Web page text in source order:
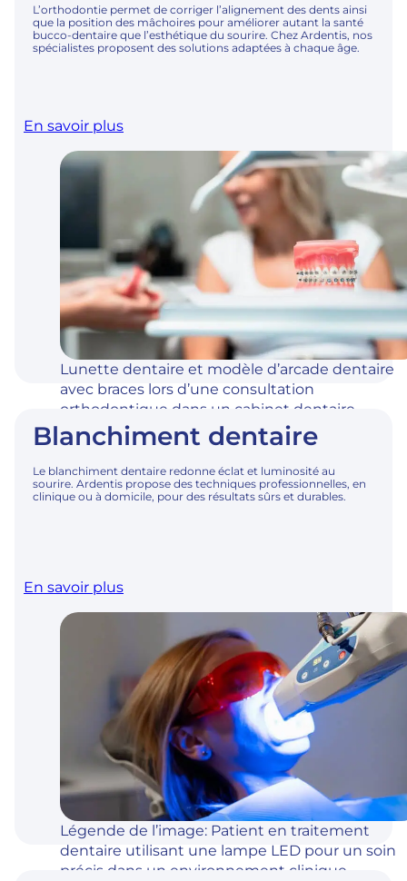
L’orthodontie permet de corriger l’alignement des dents ainsi
que la position des mâchoires pour améliorer autant la santé
bucco-dentaire que l’esthétique du sourire. Chez Ardentis, nos
spécialistes proposent des solutions adaptées à chaque âge.
En savoir plus
Lunette dentaire et modèle d’arcade dentaire
avec braces lors d’une consultation
orthodontique dans un cabinet dentaire
professionnel.
Blanchiment dentaire
Le blanchiment dentaire redonne éclat et luminosité au
sourire. Ardentis propose des techniques professionnelles, en
clinique ou à domicile, pour des résultats sûrs et durables.
En savoir plus
Légende de l’image: Patient en traitement
dentaire utilisant une lampe LED pour un soin
précis dans un environnement clinique